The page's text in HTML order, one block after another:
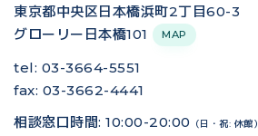
東京都中央区日本橋浜町2丁目60-3
グローリー日本橋101
MAP
tel: 03-3664-5551
fax: 03-3662-4441
相談窓口時間: 10:00-20:00
（日・祝: 休館）